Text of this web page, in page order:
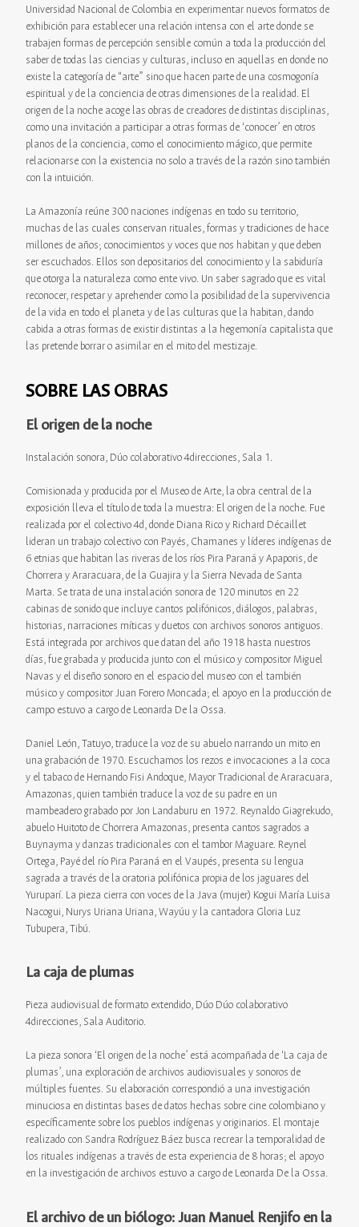
Universidad Nacional de Colombia en experimentar nuevos formatos de
exhibición para establecer una relación intensa con el arte donde se
trabajen formas de percepción sensible común a toda la producción del
saber de todas las ciencias y culturas, incluso en aquellas en donde no
existe la categoría de “arte” sino que hacen parte de una cosmogonía
espiritual y de la conciencia de otras dimensiones de la realidad. El
origen de la noche acoge las obras de creadores de distintas disciplinas,
como una invitación a participar a otras formas de ‘conocer’ en otros
planos de la conciencia, como el conocimiento mágico, que permite
relacionarse con la existencia no solo a través de la razón sino también
con la intuición.
La Amazonía reúne 300 naciones indígenas en todo su territorio,
muchas de las cuales conservan rituales, formas y tradiciones de hace
millones de años; conocimientos y voces que nos habitan y que deben
ser escuchados. Ellos son depositarios del conocimiento y la sabiduría
que otorga la naturaleza como ente vivo. Un saber sagrado que es vital
reconocer, respetar y aprehender como la posibilidad de la supervivencia
de la vida en todo el planeta y de las culturas que la habitan, dando
cabida a otras formas de existir distintas a la hegemonía capitalista que
las pretende borrar o asimilar en el mito del mestizaje.
SOBRE LAS OBRAS
El origen de la noche
Instalación sonora, Dúo colaborativo 4direcciones, Sala 1.
Comisionada y producida por el Museo de Arte, la obra central de la
exposición lleva el título de toda la muestra: El origen de la noche. Fue
realizada por el colectivo 4d, donde Diana Rico y Richard Décaillet
lideran un trabajo colectivo con Payés, Chamanes y líderes indígenas de
6 etnias que habitan las riveras de los ríos Pira Paraná y Apaporis, de
Chorrera y Araracuara, de la Guajira y la Sierra Nevada de Santa
Marta. Se trata de una instalación sonora de 120 minutos en 22
cabinas de sonido que incluye cantos polifónicos, diálogos, palabras,
historias, narraciones míticas y duetos con archivos sonoros antiguos.
Está integrada por archivos que datan del año 1918 hasta nuestros
días, fue grabada y producida junto con el músico y compositor Miguel
Navas y el diseño sonoro en el espacio del museo con el también
músico y compositor Juan Forero Moncada; el apoyo en la producción de
campo estuvo a cargo de Leonarda De la Ossa.
Daniel León, Tatuyo, traduce la voz de su abuelo narrando un mito en
una grabación de 1970. Escuchamos los rezos e invocaciones a la coca
y el tabaco de Hernando Fisi Andoque, Mayor Tradicional de Araracuara,
Amazonas, quien también traduce la voz de su padre en un
mambeadero grabado por Jon Landaburu en 1972. Reynaldo Giagrekudo,
abuelo Huitoto de Chorrera Amazonas, presenta cantos sagrados a
Buynayma y danzas tradicionales con el tambor Maguare. Reynel
Ortega, Payé del río Pira Paraná en el Vaupés, presenta su lengua
sagrada a través de la oratoria polifónica propia de los jaguares del
Yuruparí. La pieza cierra con voces de la Java (mujer) Kogui María Luisa
Nacogui, Nurys Uriana Uriana, Wayúu y la cantadora Gloria Luz
Tubupera, Tibú.
La caja de plumas
Pieza audiovisual de formato extendido, Dúo Dúo colaborativo
4direcciones, Sala Auditorio.
La pieza sonora ‘El origen de la noche’ está acompañada de ‘La caja de
plumas’, una exploración de archivos audiovisuales y sonoros de
múltiples fuentes. Su elaboración correspondió a una investigación
minuciosa en distintas bases de datos hechas sobre cine colombiano y
específicamente sobre los pueblos indígenas y originarios. El montaje
realizado con Sandra Rodríguez Báez busca recrear la temporalidad de
los rituales indígenas a través de esta experiencia de 8 horas; el apoyo
en la investigación de archivos estuvo a cargo de Leonarda De la Ossa.
El archivo de un biólogo: Juan Manuel Renjifo en la